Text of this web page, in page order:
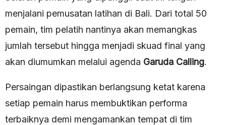
menjalani pemusatan latihan di Bali. Dari total 50
pemain, tim pelatih nantinya akan memangkas
jumlah tersebut hingga menjadi skuad final yang
akan diumumkan melalui agenda Garuda Calling.
Persaingan dipastikan berlangsung ketat karena
setiap pemain harus membuktikan performa
terbaiknya demi mengamankan tempat di tim